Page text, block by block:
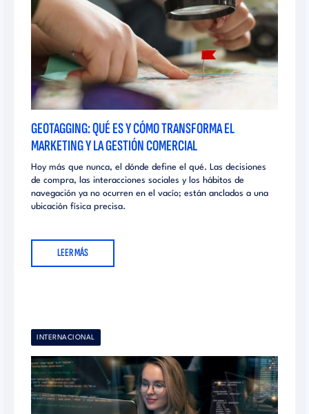
GEOTAGGING: QUÉ ES Y CÓMO TRANSFORMA EL
MARKETING Y LA GESTIÓN COMERCIAL
Hoy más que nunca, el dónde define el qué. Las decisiones
de compra, las interacciones sociales y los hábitos de
navegación ya no ocurren en el vacío; están anclados a una
ubicación física precisa.
LEER MÁS
INTERNACIONAL